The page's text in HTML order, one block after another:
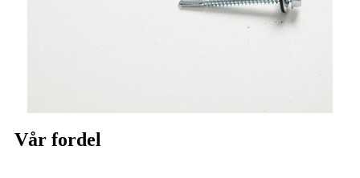
Vår fordel